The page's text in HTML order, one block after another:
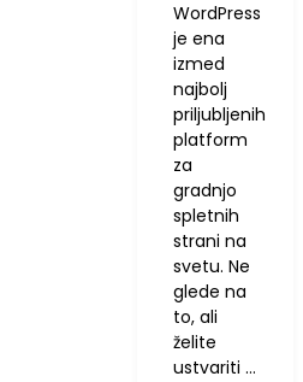
WordPress
je ena
izmed
najbolj
priljubljenih
platform
za
gradnjo
spletnih
strani na
svetu. Ne
glede na
to, ali
želite
ustvariti …